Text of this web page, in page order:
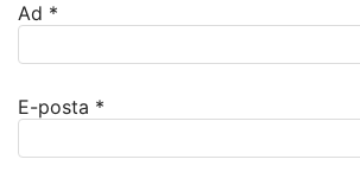
Ad *
E-posta *